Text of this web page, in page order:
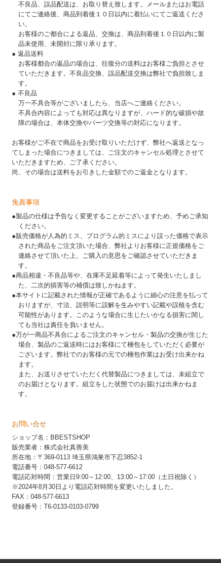
不良品、誤品配送は、お取り替え致します。メールまたはお電話
にてご連絡後、商品到着後１０日以内に着払いにてご返送くださ
い。
お客様のご都合による返品、交換は、商品到着後１０日以内に製
品未使用、未開封に限り承ります。
● 返品送料
お客様都合の返品の場合は、往復分の送料はお客様ご負担とさせ
ていただきます。不良品交換、誤品配送交換は弊社で負担致しま
す。
● 不良品
万一不具合等がございましたら、当店へご連絡ください。
不具合内容によっても対応は異なりますが、ハード的な破損や故
障の場合は、本体交換やパーツ交換等の対応になります。
お客様がご不在で商品をお受け取りいただけず、弊社へ返送となっ
てしまった場合につきましては、ご注文のキャンセル処理とさせて
いただきますため、ご了承ください。
尚、その場合は送料をお引きした金額でのご返金となります。
免責事項
●製品の仕様は予告なく変更することがございますため、予めご承知
ください。
●販売価格が人為的ミス、プログラム的ミスにより誤った価格で表示
された商品をご注文頂いた場合、弊社よりお客様に正規価格をご
連絡させて頂いた上、ご購入の意思をご確認させていただきま
す。
●商品相違・不良品等や、在庫不足延着等によって発生いたしまし
た、二次的損害等の補償は致しかねます。
●本サイトに記載された情報が正確であるように細心の注意を払って
おりますが、寸法、説明等に誤解を生みやすい記載や誤植を含む
可能性があります。このような場合に生じたいかなる損害に関し
ても当社は責任を負いません。
●万が一商品不具合によるご注文のキャンセル・製品の交換が生じた
場合、製品のご返送時にはお客様にて梱包をしていただく必要が
ございます。弊社でのお客様の元での梱包作業はお受け出来かね
ます。
また、お送りさせていただく代替製品につきましては、未組立で
のお届けとなります。組立をした状態でのお届けは出来かねま
す。
お問い合せ
ショップ名：BBESTSHOP
販売業者：株式会社真善美
所在地：〒369-0113 埼玉県鴻巣市下忍3852-1
電話番号：048-577-6612
電話応対時間：営業日9:00～12:00、13:00～17:00（土日祝除く）
※2024年8月30日より電話応対時間を変更いたしました。
FAX：048-577-6613
登録番号：T6-0133-0103-0799